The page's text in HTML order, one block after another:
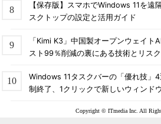
【保存版】スマホでWindows 11を
スクトップの設定と活用ガイド
「Kimi K3」中国製オープンウェイト
スト99％削減の裏にある技術とリスク
Windows 11タスクバーの「優れ技
制終了、1クリックで新しいウィンド
Copyright © ITmedia Inc. All